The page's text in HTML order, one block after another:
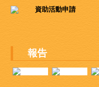
資助活動申請
報告